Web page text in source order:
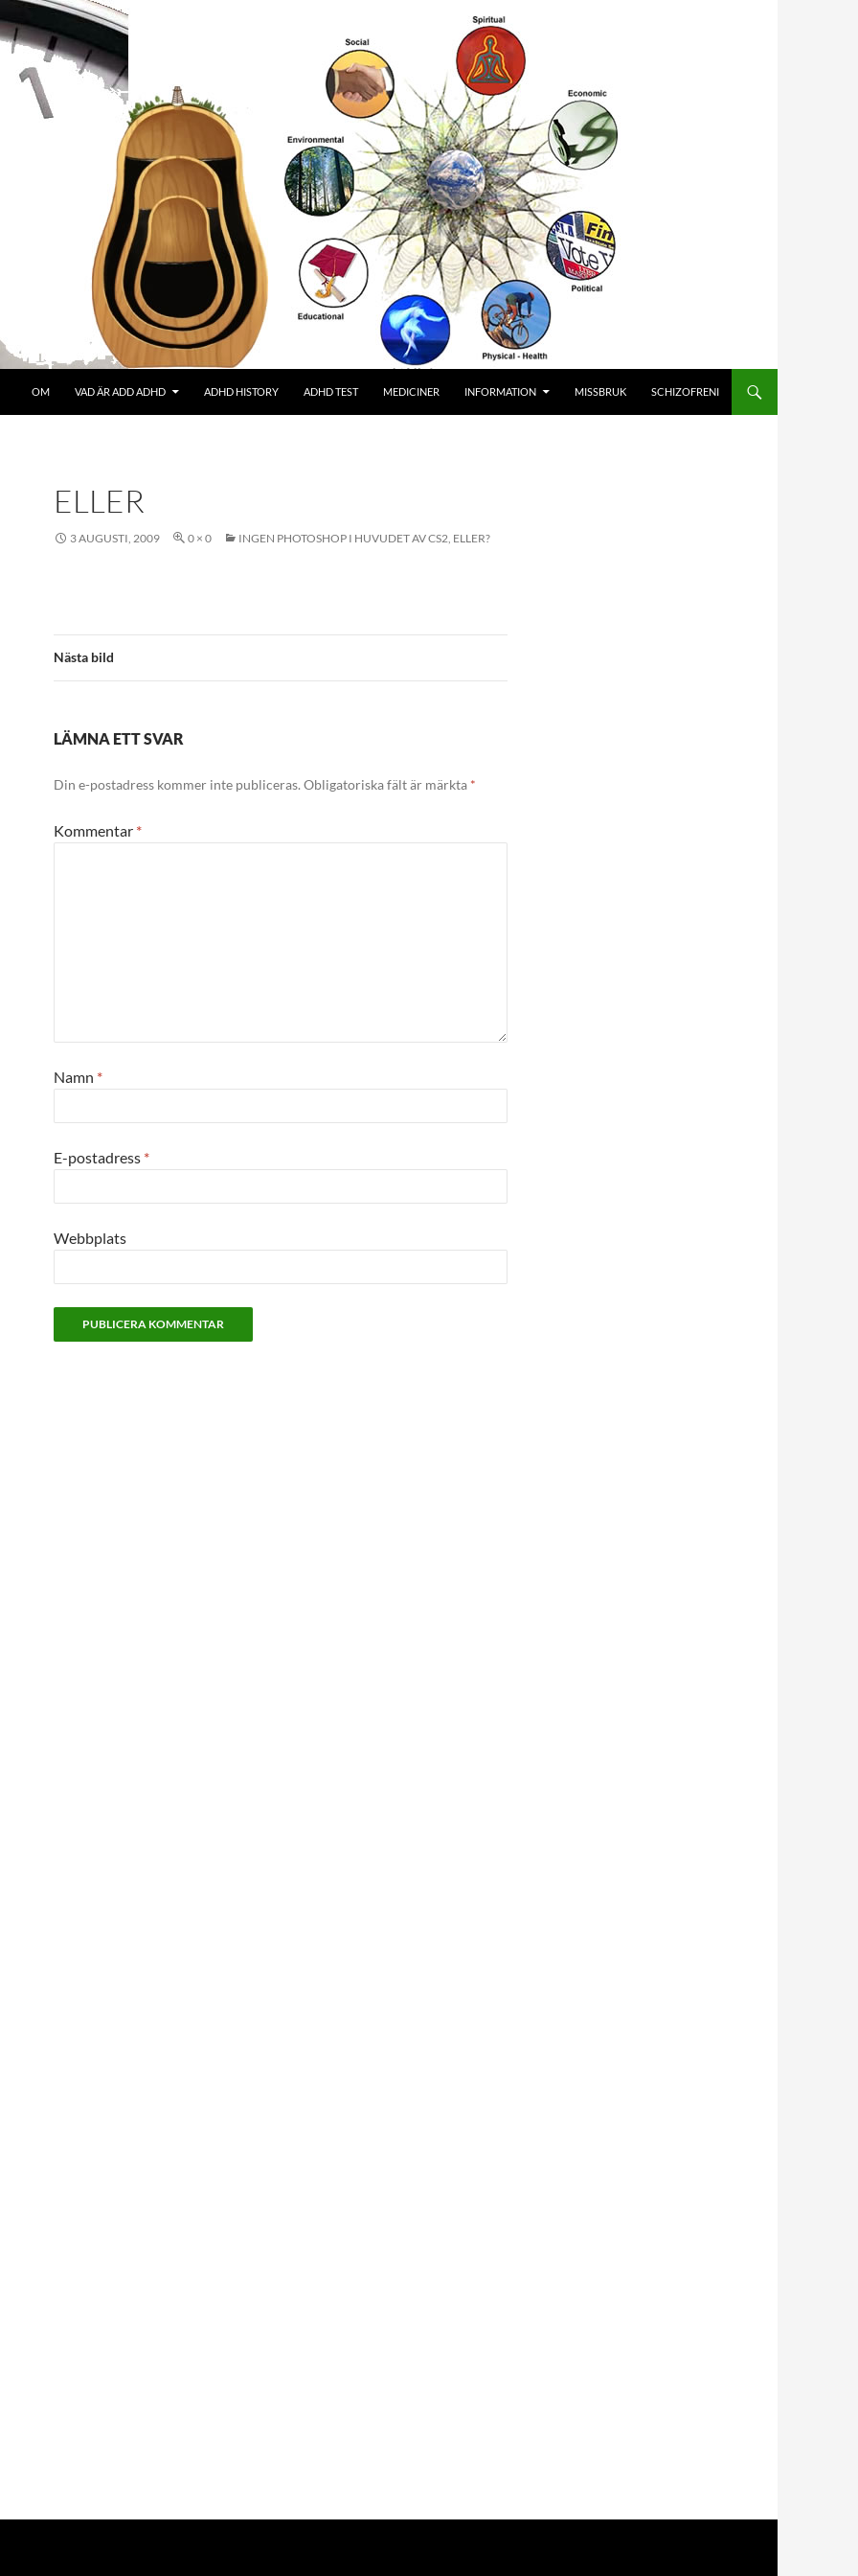
OM VAD ÄR ADD ADHD ADHD HISTORY ADHD TEST MEDICINER INFORMATION MISSBRUK SCHIZOFRENI
ELLER
3 AUGUSTI, 2009 0 × 0 INGEN PHOTOSHOP I HUVUDET AV CS2, ELLER?
Nästa bild
LÄMNA ETT SVAR
Din e-postadress kommer inte publiceras. Obligatoriska fält är märkta *
Kommentar *
Namn *
E-postadress *
Webbplats